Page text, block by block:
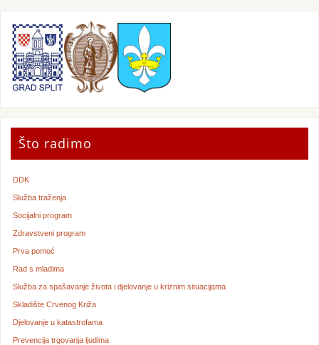
Što radimo
DDK
Služba traženja
Socijalni program
Zdravstveni program
Prva pomoć
Rad s mladima
Služba za spašavanje života i djelovanje u kriznim situacijama
Skladište Crvenog Križa
Djelovanje u katastrofama
Prevencija trgovanja ljudima